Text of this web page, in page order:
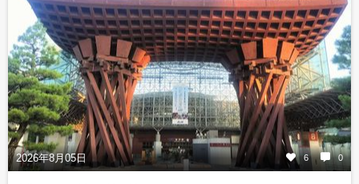
2026年8月05日 6 0